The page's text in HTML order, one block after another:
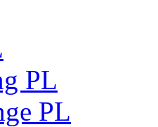
PL
PL